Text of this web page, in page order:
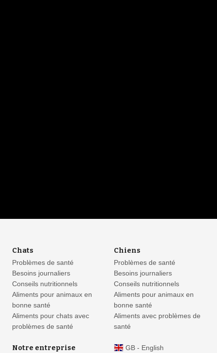
Chats
Problèmes de santé
Besoins journaliers
Conseils nutritionnels
Aliments pour animaux en
bonne santé
Aliments pour chats avec
problèmes de santé
Chiens
Problèmes de santé
Besoins journaliers
Conseils nutritionnels
Aliments pour animaux en
bonne santé
Aliments avec problèmes de
santé
Notre entreprise
GB - English